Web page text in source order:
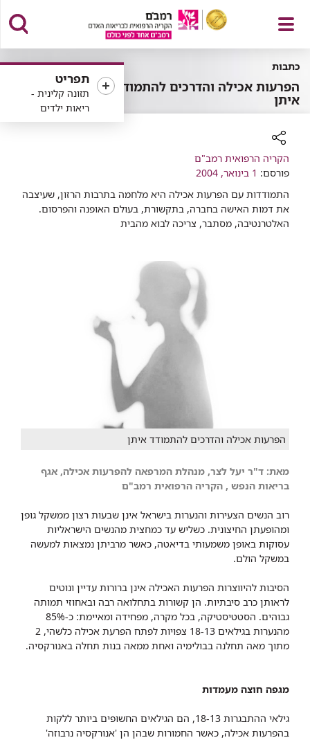
פתח
תפריט
תפריט
תזונה קלינית -
ריאות ילדים
כתבות
הפרעות אכילה והדרכים להתמודד
איתן
רכיב
שיתוף
הקריה הרפואית רמב"ם
פורסם: 1 בינואר, 2004
התמודדות עם הפרעות אכילה היא מלחמה בתרבות הרזון, שעיצבה
את דמות האישה בחברה, בתקשורת, בעולם האופנה והפרסום.
האלטרנטיבה, מסתבר, צריכה לבוא מהבית
הפרעות אכילה והדרכים להתמודד איתן
מאת: ד"ר יעל לצר, מנהלת המרפאה להפרעות אכילה, אגף
בריאות הנפש ​, הקריה הרפואית רמב"ם
רוב הנשים הצעירות והנערות בישראל אינן שבעות רצון ממשקל גופן
ומהופעתן החיצונית. כשליש עד כמחצית מהנשים הישראליות
עסוקות באופן משמעותי בדיאטה, כאשר מרביתן נמצאות למעשה
במשקל הולם.
הסיבות להיווצרות הפרעות האכילה אינן ברורות עדיין ונוטים
לראותן כרב סיבתיות. הן קשורות בתחלואה רבה ובאחוזי תמותה
גבוהים. הסטטיסטיקה, בכל מקרה, מפחידה ומאיימת: כ-85%
מהנערות בגילאים 18-13 צפויות לפתח הפרעת אכילה כלשהי, 2
מתוך מאה תחלנה בבולימיה ואחת ממאה בנות תחלה באנורקסיה.
מגפה חוצה מעמדות
גילאי ההתבגרות 18-13, הם הגילאים החשופים ביותר ללקות
בהפרעות אכילה, כאשר החמורות שבהן הן 'אנורקסיה נרבוזה'